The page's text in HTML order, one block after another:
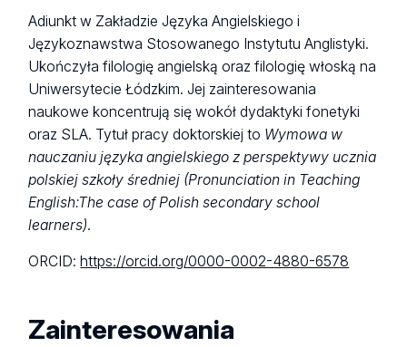
Adiunkt w Zakładzie Języka Angielskiego i
Językoznawstwa Stosowanego Instytutu Anglistyki.
Ukończyła filologię angielską oraz filologię włoską na
Uniwersytecie Łódzkim. Jej zainteresowania
naukowe koncentrują się wokół dydaktyki fonetyki
oraz SLA. Tytuł pracy doktorskiej to Wymowa w
nauczaniu języka angielskiego z perspektywy ucznia
polskiej szkoły średniej (Pronunciation in Teaching
English:The case of Polish secondary school
learners).
ORCID:https://orcid.org/0000-0002-4880-6578
Zainteresowania